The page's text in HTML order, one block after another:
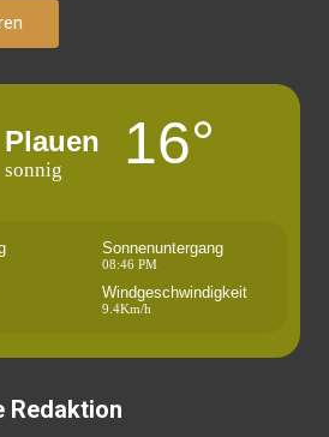
Plauen
sonnig 16°
Sonnenuntergang
08:46 PM
Windgeschwindigkeit
9.4Km/h
Redaktion